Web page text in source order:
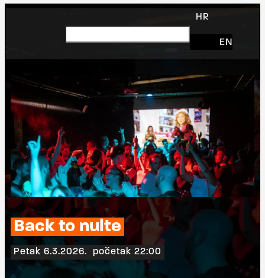
HR
EN
Back to nulte
Petak 6.3.2026. početak 22:00